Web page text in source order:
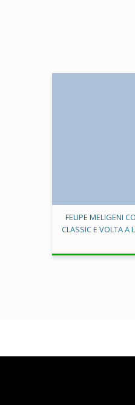
FELIPE MELIGENI
CLASSIC E VOLTA A